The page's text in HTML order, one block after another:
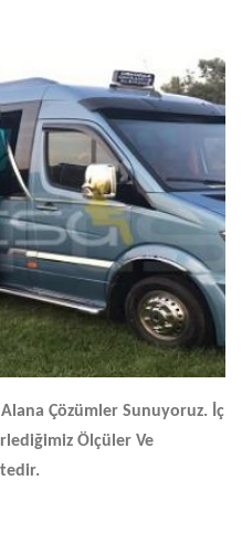
Çözümler Sunuyoruz. İç
Ölçüler Ve